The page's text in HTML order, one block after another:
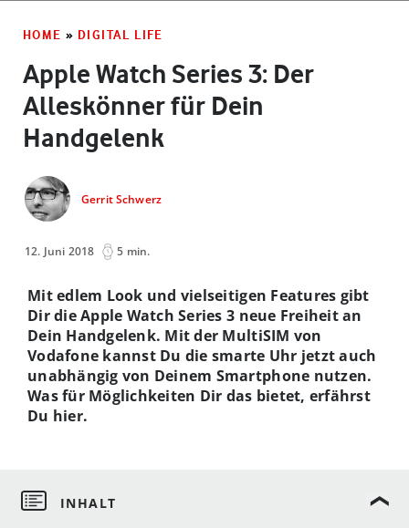
HOME » DIGITAL LIFE
Apple Watch Series 3: Der
Alleskönner für Dein
Handgelenk
Gerrit Schwerz
12. Juni 2018 5 min.
Mit edlem Look und vielseitigen Features gibt
Dir die Apple Watch Series 3 neue Freiheit an
Dein Handgelenk. Mit der MultiSIM von
Vodafone kannst Du die smarte Uhr jetzt auch
unabhängig von Deinem Smartphone nutzen.
Was für Möglichkeiten Dir das bietet, erfährst
Du hier.